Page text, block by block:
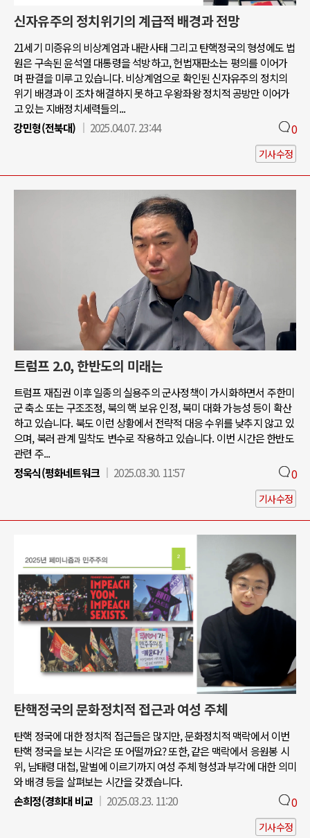
신자유주의 정치위기의 계급적 배경과 전망
21세기 미증유의 비상계엄과 내란사태 그리고 탄핵정국의 형성에도 법
원은 구속된 윤석열 대통령을 석방하고, 헌법재판소는 평의를 이어가
며 판결을 미루고 있습니다. 비상계엄으로 확인된 신자유주의 정치의
위기 배경과 이 조차 해결하지 못하고 우왕좌왕 정치적 공방만 이어가
고 있는 지배정치세력들의...
강민형(전북대)
2025.04.07. 23:44 0
기사수정
트럼프 2.0, 한반도의 미래는
트럼프 재집권 이후 일종의 실용주의 군사정책이 가시화하면서 주한미
군 축소 또는 구조조정, 북의 핵 보유 인정, 북미 대화 가능성 등이 확산
하고 있습니다. 북도 이런 상황에서 전략적 대응 수위를 낮추지 않고 있
으며, 북러 관계 밀착도 변수로 작용하고 있습니다. 이번 시간은 한반도
관련 주...
정욱식(평화네트워크
2025.03.30. 11:57 0
기사수정
탄핵정국의 문화정치적 접근과 여성 주체
탄핵 정국에 대한 정치적 접근들은 많지만, 문화정치적 맥락에서 이번
탄핵 정국을 보는 시각은 또 어떨까요? 또한, 같은 맥락에서 응원봉 시
위, 남태령 대첩, 말벌에 이르기까지 여성 주체 형성과 부각에 대한 의미
와 배경 등을 살펴보는 시간을 갖겠습니다.
손희정(경희대 비교
2025.03.23. 11:20 0
기사수정